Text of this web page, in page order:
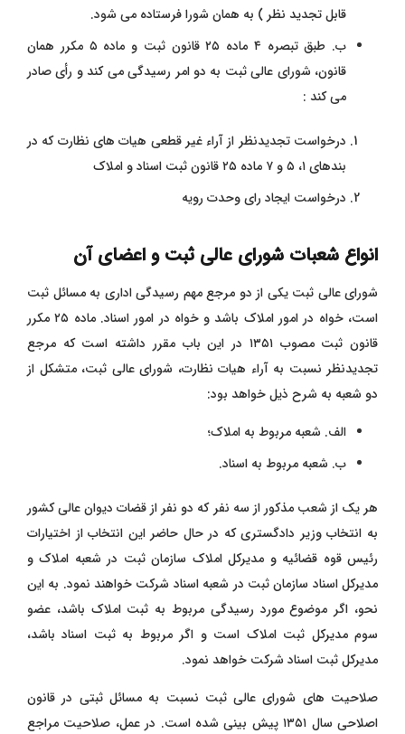
قابل تجدید نظر ) به همان شورا فرستاده می ‌شود.
ب. طبق تبصره ۴ ماده ۲۵ قانون ثبت و ماده ۵ مکرر همان
قانون، شورای عالی ثبت به دو امر رسیدگی می‌ کند و رأی صادر
می کند :
درخواست تجدیدنظر از آراء غیر قطعی هیات ‌های نظارت که در
بندهای ۱، ۵ و ۷ ماده ۲۵ قانون ثبت اسناد و املاک
درخواست ایجاد رای وحدت رویه
انواع شعبات شورای عالی ثبت و اعضای آن
شورای عالی ثبت یکی از دو مرجع مهم رسیدگی اداری به مسائل ثبت
است، خواه در امور املاک باشد و خواه در امور اسناد. ماده ۲۵ مکرر
قانون ثبت مصوب ۱۳۵۱ در این باب مقرر داشته است که مرجع
تجدیدنظر نسبت به آراء هیات نظارت، شورای عالی ثبت، متشکل از
دو شعبه به شرح ذیل خواهد بود:
الف. شعبه مربوط به املاک؛
ب. شعبه مربوط به اسناد.
هر یک از شعب مذکور از سه نفر که دو نفر از قضات دیوان عالی کشور
به انتخاب وزیر دادگستری که در حال حاضر این انتخاب از اختیارات
رئیس قوه قضائیه و مدیرکل املاک سازمان ثبت در شعبه املاک و
مدیرکل اسناد سازمان ثبت در شعبه اسناد شرکت خواهند نمود. به این
نحو، اگر موضوع مورد رسیدگی مربوط به ثبت املاک باشد، عضو
سوم مدیرکل ثبت املاک است و اگر مربوط به ثبت اسناد باشد،
مدیرکل ثبت اسناد شرکت خواهد نمود.
صلاحیت ‌های شورای عالی ثبت نسبت به مسائل ثبتی در قانون
اصلاحی سال ۱۳۵۱ پیش ‌بینی شده است. در عمل، صلاحیت مراجع